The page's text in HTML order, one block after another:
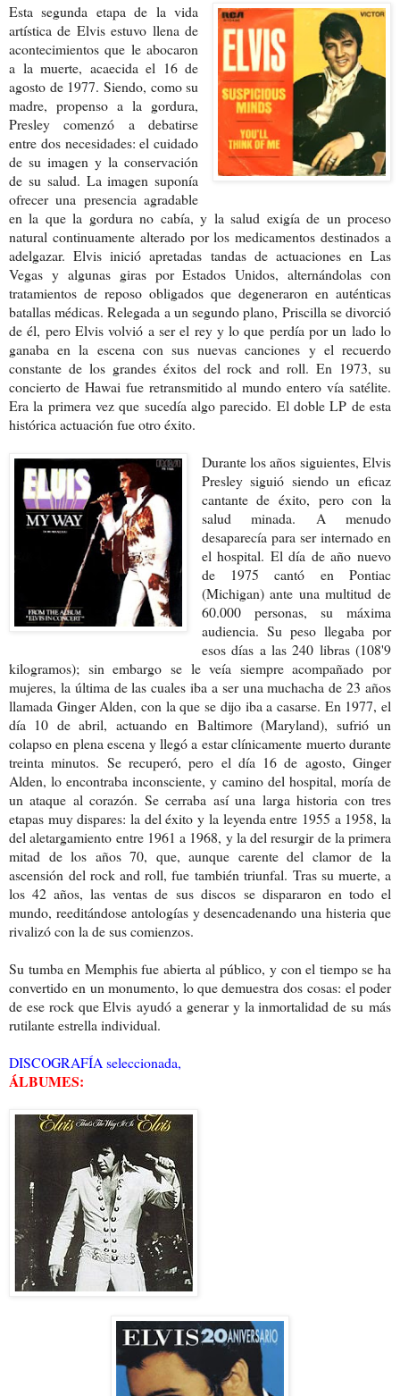
Esta segunda etapa de la vida
artística de Elvis estuvo llena de
acontecimientos que le abocaron
a la muerte, acaecida el 16 de
agosto de 1977. Siendo, como su
madre, propenso a la gordura,
Presley comenzó a debatirse
entre dos necesidades: el cuidado
de su imagen y la conservación
de su salud. La imagen suponía
ofrecer una presencia agradable
en la que la gordura no cabía, y la salud exigía de un proceso
natural continuamente alterado por los medicamentos destinados a
adelgazar. Elvis inició apretadas tandas de actuaciones en Las
Vegas y algunas giras por Estados Unidos, alternándolas con
tratamientos de reposo obligados que degeneraron en auténticas
batallas médicas. Relegada a un segundo plano, Priscilla se divorció
de él, pero Elvis volvió a ser el rey y lo que perdía por un lado lo
ganaba en la escena con sus nuevas canciones y el recuerdo
constante de los grandes éxitos del rock and roll. En 1973, su
concierto de Hawai fue retransmitido al mundo entero vía satélite.
Era la primera vez que sucedía algo parecido. El doble LP de esta
histórica actuación fue otro éxito.
Durante los años siguientes, Elvis
Presley siguió siendo un eficaz
cantante de éxito, pero con la
salud minada. A menudo
desaparecía para ser internado en
el hospital. El día de año nuevo
de 1975 cantó en Pontiac
(Michigan) ante una multitud de
60.000 personas, su máxima
audiencia. Su peso llegaba por
esos días a las 240 libras (108'9
kilogramos); sin embargo se le veía siempre acompañado por
mujeres, la última de las cuales iba a ser una muchacha de 23 años
llamada Ginger Alden, con la que se dijo iba a casarse. En 1977, el
día 10 de abril, actuando en Baltimore (Maryland), sufrió un
colapso en plena escena y llegó a estar clínicamente muerto durante
treinta minutos. Se recuperó, pero el día 16 de agosto, Ginger
Alden, lo encontraba inconsciente, y camino del hospital, moría de
un ataque al corazón. Se cerraba así una larga historia con tres
etapas muy dispares: la del éxito y la leyenda entre 1955 a 1958, la
del aletargamiento entre 1961 a 1968, y la del resurgir de la primera
mitad de los años 70, que, aunque carente del clamor de la
ascensión del rock and roll, fue también triunfal. Tras su muerte, a
los 42 años, las ventas de sus discos se dispararon en todo el
mundo, reeditándoseantologías y desencadenando unahisteria que
rivalizó con la de sus comienzos.
Su tumba en Memphis fue abierta alpúblico, y con el tiempo se ha
convertidoen un monumento, lo que demuestra doscosas: el poder
de ese rock que Elvisayudó a generar y la inmortalidad de sumás
rutilante estrella individual.
DISCOGRAFÍA seleccionada,
ÁLBUMES: